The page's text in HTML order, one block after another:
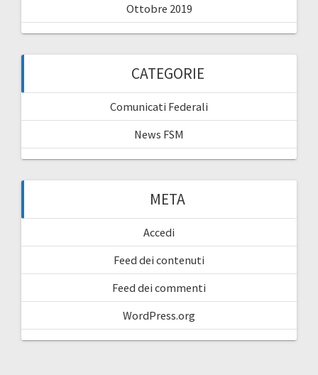
Ottobre 2019
CATEGORIE
Comunicati Federali
News FSM
META
Accedi
Feed dei contenuti
Feed dei commenti
WordPress.org